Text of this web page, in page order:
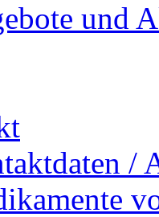
und
/